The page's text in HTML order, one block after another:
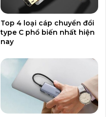
Top 4 loại cáp chuyển đổi
type C phổ biến nhất hiện
nay